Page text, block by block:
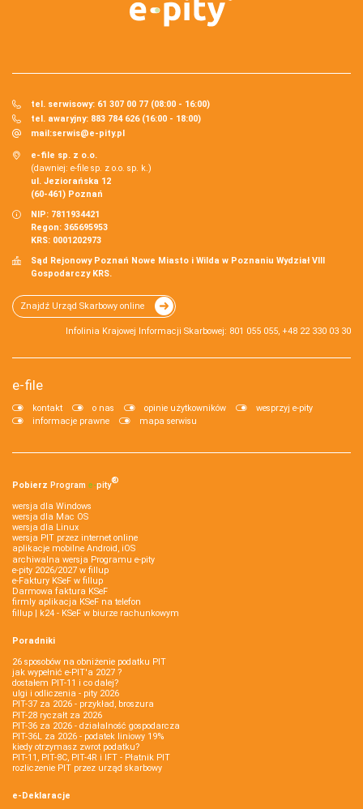
tel. serwisowy: 61 307 00 77 (08:00 - 16:00)
tel. awaryjny: 883 784 626 (16:00 - 18:00)
mail:serwis@e-pity.pl
e-file sp. z o.o.
(dawniej: e-file sp. z o.o. sp. k.)
ul. Jeziorańska 12
(60-461) Poznań
NIP: 7811934421
Regon: 365695953
KRS: 0001202973
Sąd Rejonowy Poznań Nowe Miasto i Wilda w Poznaniu Wydział VIII
Gospodarczy KRS.
Znajdź Urząd Skarbowy online
Infolinia Krajowej Informacji Skarbowej: 801 055 055, +48 22 330 03 30
e-file
kontakt o nas opinie użytkowników
wesprzyj e-pity
informacje prawne
mapa serwisu
Pobierz Program e‑pity®
wersja dla Windows
wersja dla Mac OS
wersja dla Linux
wersja PIT przez internet online
aplikacje mobilne Android, iOS
archiwalna wersja Programu e-pity
e-pity 2026/2027 w fillup
e‑Faktury KSeF w fillup
Darmowa faktura KSeF
firmly aplikacja KSeF na telefon
fillup | k24 - KSeF w biurze rachunkowym
Poradniki
26 sposobów na obniżenie podatku PIT
jak wypełnić e-PIT'a 2027 ?
dostałem PIT-11 i co dalej?
ulgi i odliczenia - pity 2026
PIT-37 za 2026 - przykład, broszura
PIT-28 ryczałt za 2026
PIT-36 za 2026 - działalność gospodarcza
PIT-36L za 2026 - podatek liniowy 19%
kiedy otrzymasz zwrot podatku?
PIT-11, PIT-8C, PIT-4R i IFT - Płatnik PIT
rozliczenie PIT przez urząd skarbowy
e-Deklaracje